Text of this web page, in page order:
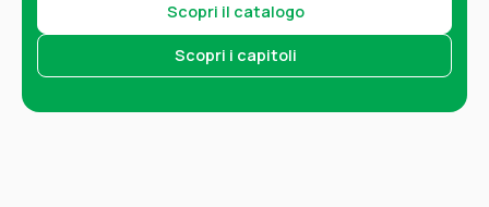
Scopri il catalogo
Scopri i capitoli